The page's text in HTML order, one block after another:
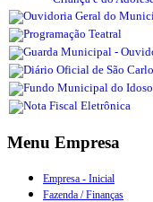
Menu Empresa
Empresa - Inicial
Fazenda / Finanças